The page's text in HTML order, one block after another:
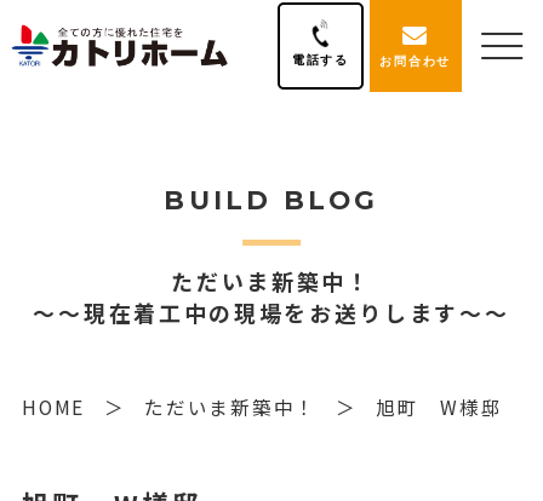
電話する お問合わせ
BUILD BLOG
ただいま新築中！
～～現在着工中の現場をお送りします～～
HOME ただいま新築中！ 旭町 W様邸